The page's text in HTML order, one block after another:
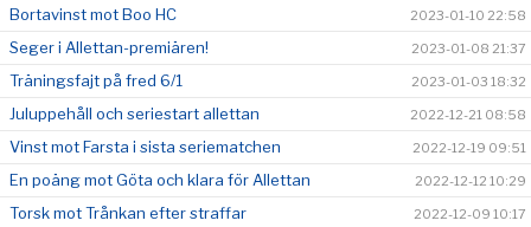
Bortavinst mot Boo HC 2023-01-10 22:58
Seger i Allettan-premiären! 2023-01-08 21:37
Träningsfajt på fred 6/1 2023-01-03 18:32
Juluppehåll och seriestart allettan 2022-12-21 08:58
Vinst mot Farsta i sista seriematchen 2022-12-19 09:51
En poäng mot Göta och klara för Allettan 2022-12-12 10:29
Torsk mot Trånkan efter straffar 2022-12-09 10:17